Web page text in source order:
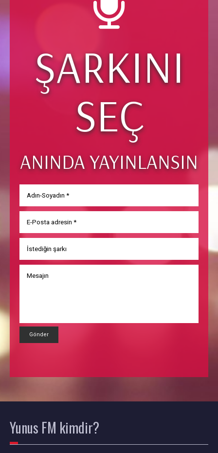
ŞARKINI
SEÇ
ANINDA YAYINLANSIN
Gönder
Yunus FM kimdir?